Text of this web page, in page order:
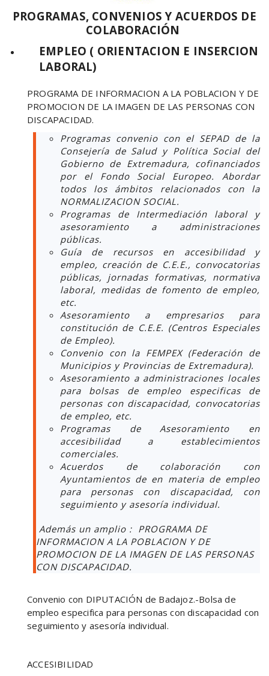
PROGRAMAS, CONVENIOS Y ACUERDOS DE
COLABORACIÓN
EMPLEO ( ORIENTACION E INSERCION
LABORAL)
PROGRAMA DE INFORMACION A LA POBLACION Y DE
PROMOCION DE LA IMAGEN DE LAS PERSONAS CON
DISCAPACIDAD.
Programas convenio con el SEPAD de la
Consejería de Salud y Política Social del
Gobierno de Extremadura, cofinanciados
por el Fondo Social Europeo. Abordar
todos los ámbitos relacionados con la
NORMALIZACION SOCIAL.
Programas de Intermediación laboral y
asesoramiento a administraciones
públicas.
Guía de recursos en accesibilidad y
empleo, creación de C.E.E., convocatorias
públicas, jornadas formativas, normativa
laboral, medidas de fomento de empleo,
etc.
Asesoramiento a empresarios para
constitución de C.E.E. (Centros Especiales
de Empleo).
Convenio con la FEMPEX (Federación de
Municipios y Provincias de Extremadura).
Asesoramiento a administraciones locales
para bolsas de empleo especificas de
personas con discapacidad, convocatorias
de empleo, etc.
Programas de Asesoramiento en
accesibilidad a establecimientos
comerciales.
Acuerdos de colaboración con
Ayuntamientos de en materia de empleo
para personas con discapacidad, con
seguimiento y asesoría individual.
Además un amplio : PROGRAMA DE
INFORMACION A LA POBLACION Y DE
PROMOCION DE LA IMAGEN DE LAS PERSONAS
CON DISCAPACIDAD.
Convenio con DIPUTACIÓN de Badajoz.-Bolsa de
empleo especifica para personas con discapacidad con
seguimiento y asesoría individual.
ACCESIBILIDAD